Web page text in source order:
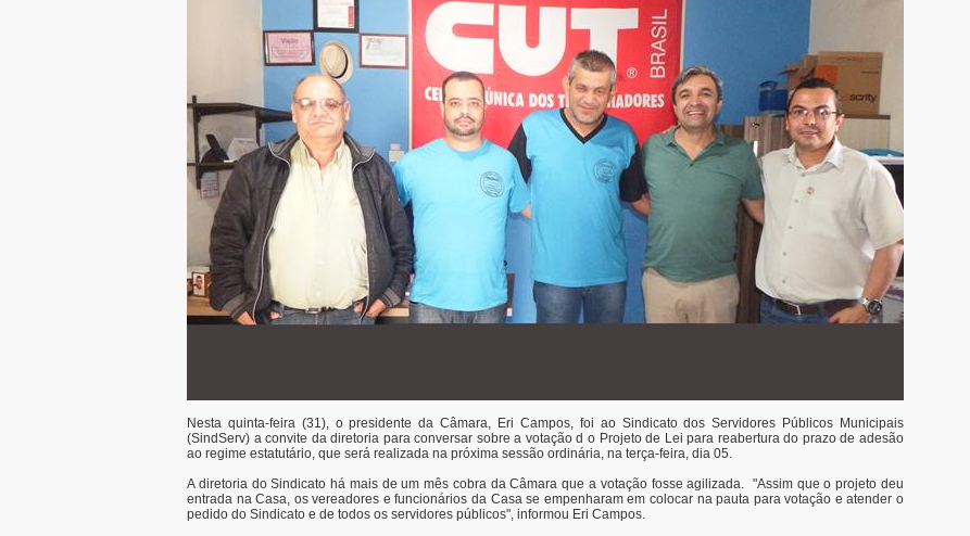
Nesta quinta-feira (31), o presidente da Câmara, Eri Campos, foi ao Sindicato dos Servidores Públicos Municipais
(SindServ) a convite da diretoria para conversar sobre a votação d o Projeto de Lei para reabertura do prazo de adesão
ao regime estatutário, que será realizada na próxima sessão ordinária, na terça-feira, dia 05.
A diretoria do Sindicato há mais de um mês cobra da Câmara que a votação fosse agilizada. "Assim que o projeto deu
entrada na Casa, os vereadores e funcionários da Casa se empenharam em colocar na pauta para votação e atender o
pedido do Sindicato e de todos os servidores públicos", informou Eri Campos.